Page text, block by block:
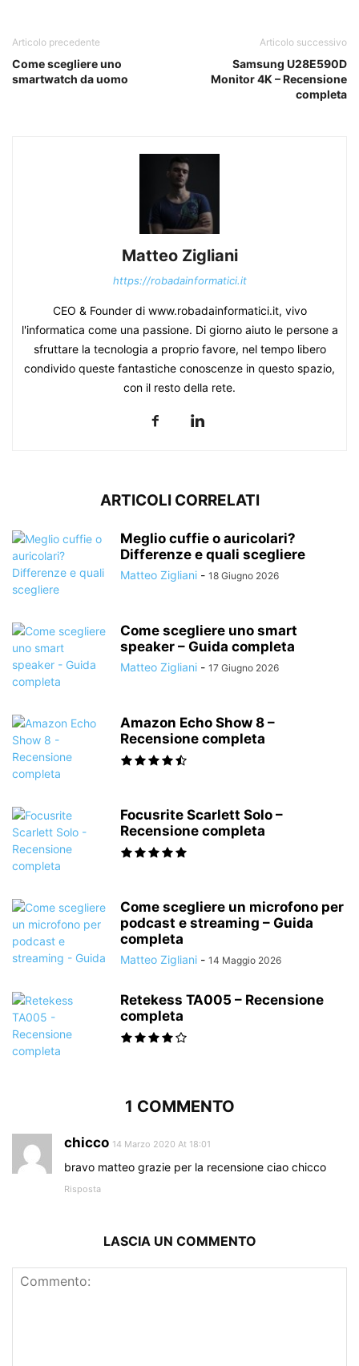
Articolo precedente
Come scegliere uno
smartwatch da uomo
Articolo successivo
Samsung U28E590D
Monitor 4K – Recensione
completa
Matteo Zigliani
https://robadainformatici.it
CEO & Founder di www.robadainformatici.it, vivo
l'informatica come una passione. Di giorno aiuto le persone a
sfruttare la tecnologia a proprio favore, nel tempo libero
condivido queste fantastiche conoscenze in questo spazio,
con il resto della rete.
ARTICOLI CORRELATI
Meglio cuffie o auricolari?
Differenze e quali scegliere
Matteo Zigliani - 18 Giugno 2026
Come scegliere uno smart
speaker – Guida completa
Matteo Zigliani - 17 Giugno 2026
Amazon Echo Show 8 –
Recensione completa
Focusrite Scarlett Solo –
Recensione completa
Come scegliere un microfono per
podcast e streaming – Guida
completa
Matteo Zigliani - 14 Maggio 2026
Retekess TA005 – Recensione
completa
1 COMMENTO
chicco 14 Marzo 2020 At 18:01
bravo matteo grazie per la recensione ciao chicco
Risposta
LASCIA UN COMMENTO